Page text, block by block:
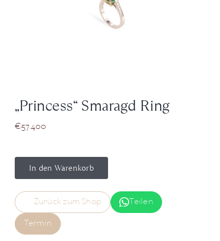
News
„Princess“ Smaragd Ring
€57.400
In den Warenkorb
Zurück zum Shop
Teilen
Termin